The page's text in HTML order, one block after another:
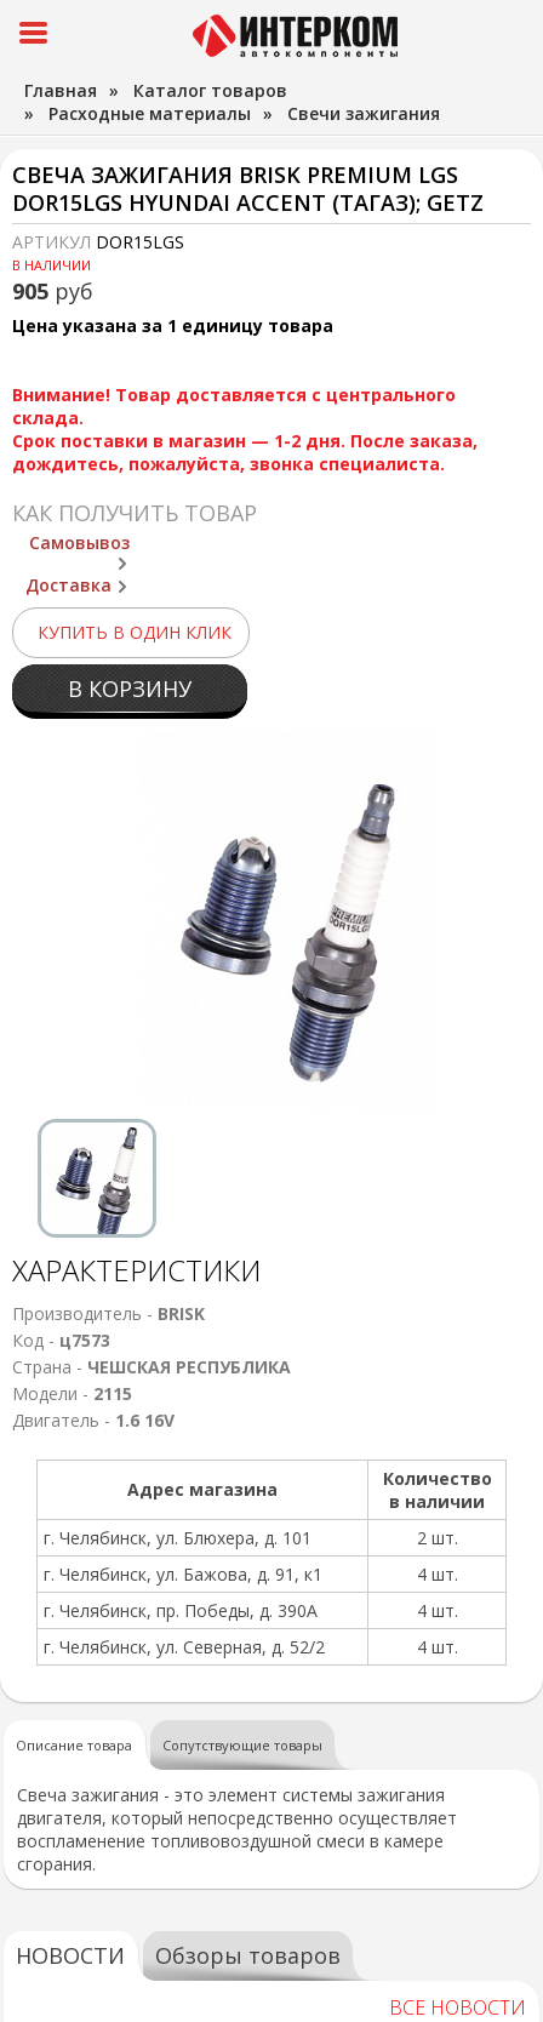
Главная » Каталог товаров
» Расходные материалы » Свечи зажигания
СВЕЧА ЗАЖИГАНИЯ BRISK PREMIUM LGS
DOR15LGS HYUNDAI ACCENT (ТАГАЗ); GETZ
АРТИКУЛ DOR15LGS
В НАЛИЧИИ
905 руб
Цена указана за 1 единицу товара
Внимание! Товар доставляется с центрального
склада.
Срок поставки в магазин — 1-2 дня. После заказа,
дождитесь, пожалуйста, звонка специалиста.
КАК ПОЛУЧИТЬ ТОВАР
Самовывоз
Доставка
КУПИТЬ В ОДИН КЛИК
В КОРЗИНУ
ХАРАКТЕРИСТИКИ
Производитель - BRISK
Код - ц7573
Страна - ЧЕШСКАЯ РЕСПУБЛИКА
Модели - 2115
Двигатель - 1.6 16V
Адрес магазина
Количество
в наличии
г. Челябинск, ул. Блюхера, д. 101
2 шт.
г. Челябинск, ул. Бажова, д. 91, к1
4 шт.
г. Челябинск, пр. Победы, д. 390А
4 шт.
г. Челябинск, ул. Северная, д. 52/2
4 шт.
Описание товара Сопутствующие товары
Свеча зажигания - это элемент системы зажигания
двигателя, который непосредственно осуществляет
воспламенение топливовоздушной смеси в камере
сгорания.
НОВОСТИ Обзоры товаров
ВСЕ НОВОСТИ